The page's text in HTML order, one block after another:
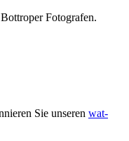
Fotografen.
Sie unseren wat-